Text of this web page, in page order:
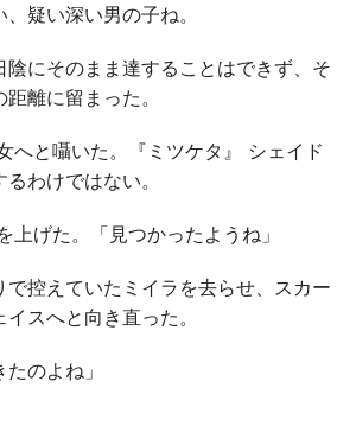
疑い深い男の子ね。
にそのまま達することはできず、そ
離に留まった。
へと囁いた。『ミツケタ』 シェイド
わけではない。
上げた。「見つかったようね」
控えていたミイラを去らせ、スカー
スへと向き直った。
のよね」